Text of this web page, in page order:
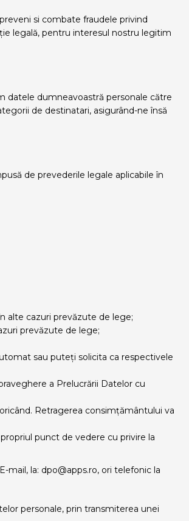
si combate fraudele privind
legală, pentru interesul nostru legitim
datele dumneavoastră personale către
de destinatari, asigurând-ne însă
de prevederile legale aplicabile în
alte cazuri prevăzute de lege;
prevăzute de lege;
sau puteți solicita ca respectivele
a Prelucrării Datelor cu
Retragerea consimțământului va
punct de vedere cu privire la
la: dpo@apps.ro, ori telefonic la
personale, prin transmiterea unei